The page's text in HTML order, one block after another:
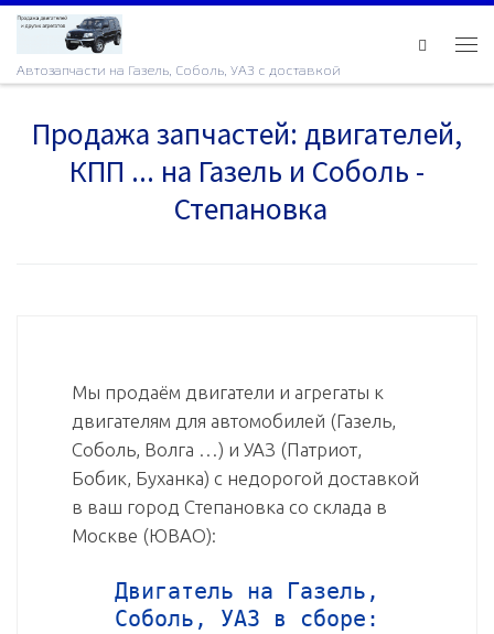
Skip to content
Автозапчасти на Газель, Соболь, УАЗ с доставкой
Продажа запчастей: двигателей,
КПП ... на Газель и Соболь -
Степановка
Мы продаём двигатели и агрегаты к
двигателям для автомобилей (Газель,
Соболь, Волга …) и УАЗ (Патриот,
Бобик, Буханка) с недорогой доставкой
в ваш город Степановка со склада в
Москве (ЮВАО):
Двигатель на Газель,
Соболь, УАЗ в сборе: